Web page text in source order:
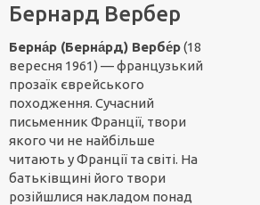
Бернард Вербер
Берна́р (Берна́рд) Вербе́р(18
вересня 1961) — французький
прозаїк єврейського
походження. Сучасний
письменник Франції, твори
якого чи не найбільше
читають у Франції та світі. На
батьківщині його твори
розійшлися накладом понад